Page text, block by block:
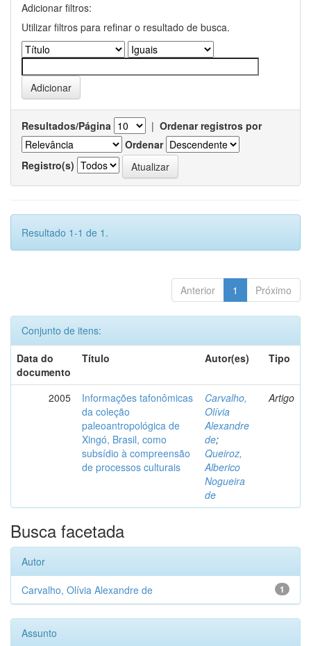
Adicionar filtros:
Utilizar filtros para refinar o resultado de busca.
Resultados/Página | Ordenar registros por
Ordenar
Registro(s)
Resultado 1-1 de 1.
Anterior 1 Próximo
Conjunto de itens:
Data do
documento
Título Autor(es) Tipo
2005
Informações tafonômicas
da coleção
paleoantropológica de
Xingó, Brasil, como
subsídio à compreensão
de processos culturais
Carvalho,
Olívia
Alexandre
de;
Queiroz,
Alberico
Nogueira
de
Artigo
Busca facetada
Autor
1
Carvalho, Olívia Alexandre de
Assunto